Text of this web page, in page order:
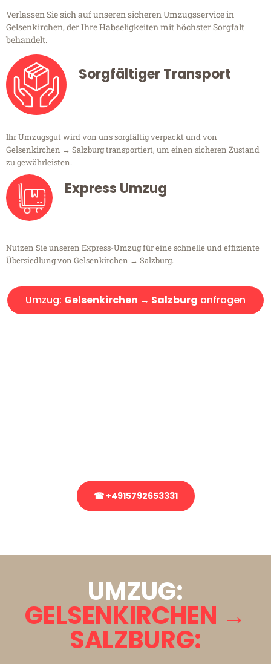
Verlassen Sie sich auf unseren sicheren Umzugsservice in
Gelsenkirchen, der Ihre Habseligkeiten mit höchster Sorgfalt
behandelt.
Sorgfältiger Transport
Ihr Umzugsgut wird von uns sorgfältig verpackt und von
Gelsenkirchen → Salzburg transportiert, um einen sicheren Zustand
zu gewährleisten.
Express Umzug
Nutzen Sie unseren Express-Umzug für eine schnelle und effiziente
Übersiedlung von Gelsenkirchen → Salzburg.
Umzug: Gelsenkirchen → Salzburg anfragen
☎ +4915792653331
UMZUG:
GELSENKIRCHEN →
SALZBURG: